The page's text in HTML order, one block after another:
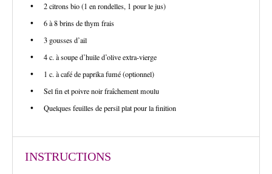
2 citrons bio (1 en rondelles, 1 pour le jus)
6 à 8 brins de thym frais
3 gousses d’ail
4 c. à soupe d’huile d’olive extra-vierge
1 c. à café de paprika fumé (optionnel)
Sel fin et poivre noir fraîchement moulu
Quelques feuilles de persil plat pour la finition
INSTRUCTIONS